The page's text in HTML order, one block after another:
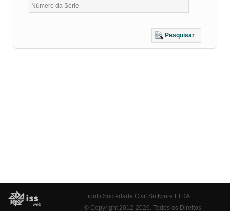
Pesquisar
Fiorilli Sociedade Civil Software LTDA
© Copyright 2012-2026. Todos os Direitos